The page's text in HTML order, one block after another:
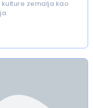
zemalja kao